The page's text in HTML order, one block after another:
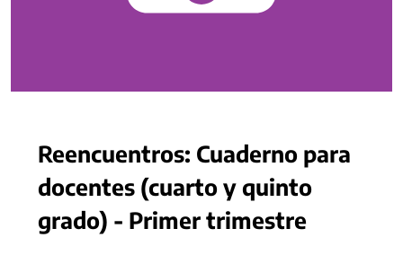
Reencuentros: Cuaderno para
docentes (cuarto y quinto
grado) - Primer trimestre